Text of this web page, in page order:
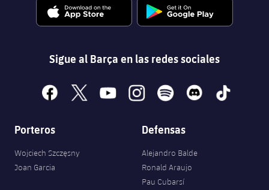
Jugadores
Clasificaciones
Fotos
Noticias
Apúntate a las amateurs
plusicon
más
PLUSICON
MÁS
eFootball
Sigue al Barça en las redes sociales
facebook
x youtubeinstagramspotify discord tiktok
Porteros
Wojciech Szczęsny
Joan Garcia
Defensas
Alejandro Balde
Ronald Araujo
Pau Cubarsí